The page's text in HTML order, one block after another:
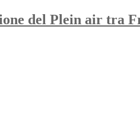
del Plein air tra